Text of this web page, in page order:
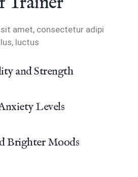
amet, consectetur adipi
luctus
and Strength
Levels
Brighter Moods